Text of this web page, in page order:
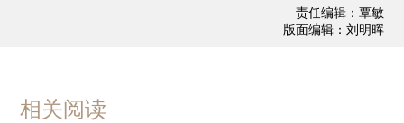
责任编辑：覃敏
版面编辑：刘明晖
相关阅读